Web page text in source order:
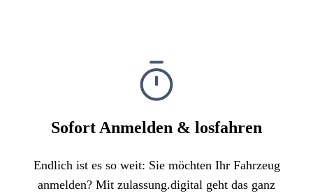
Sofort Anmelden & losfahren
Endlich ist es so weit: Sie möchten Ihr Fahrzeug
anmelden? Mit zulassung.digital geht das ganz